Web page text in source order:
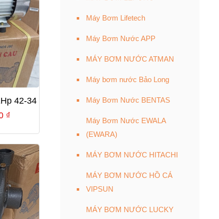
42-34
₫.
₫
tại
là:
2,020,000 ₫.
Máy Bơm Lifetech
Máy Bơm Nước APP
MÁY BƠM NƯỚC ATMAN
Máy bơm nước Bảo Long
Máy Bơm Nước BENTAS
Máy Bơm Nước EWALA
(EWARA)
MÁY BƠM NƯỚC HITACHI
MÁY BƠM NƯỚC HỒ CÁ
VIPSUN
MÁY BƠM NƯỚC LUCKY